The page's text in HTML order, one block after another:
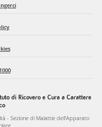
di Ricovero e Cura a Carattere
- Sezione di Malattie dell’Apparato